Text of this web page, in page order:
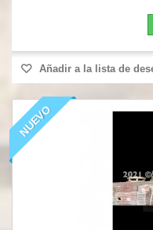
Añadir a la lista de
NUEVO